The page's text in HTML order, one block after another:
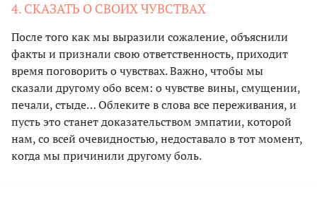
4. СКАЗАТЬ О СВОИХ ЧУВСТВАХ
После того как мы выразили сожаление, объяснили
факты и признали свою ответственность, приходит
время поговорить о чувствах. Важно, чтобы мы
сказали другому обо всем: о чувстве вины, смущении,
печали, стыде… Облеките в слова все переживания, и
пусть это станет доказательством эмпатии, которой
нам, со всей очевидностью, недоставало в тот момент,
когда мы причинили другому боль.